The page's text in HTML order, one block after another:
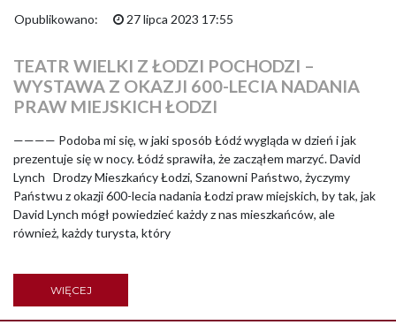
Opublikowano: 27 lipca 2023 17:55
TEATR WIELKI Z ŁODZI POCHODZI –
WYSTAWA Z OKAZJI 600-LECIA NADANIA
PRAW MIEJSKICH ŁODZI
———— Podoba mi się, w jaki sposób Łódź wygląda w dzień i jak
prezentuje się w nocy. Łódź sprawiła, że zacząłem marzyć. David
Lynch Drodzy Mieszkańcy Łodzi, Szanowni Państwo, życzymy
Państwu z okazji 600-lecia nadania Łodzi praw miejskich, by tak, jak
David Lynch mógł powiedzieć każdy z nas mieszkańców, ale
również, każdy turysta, który
WIĘCEJ